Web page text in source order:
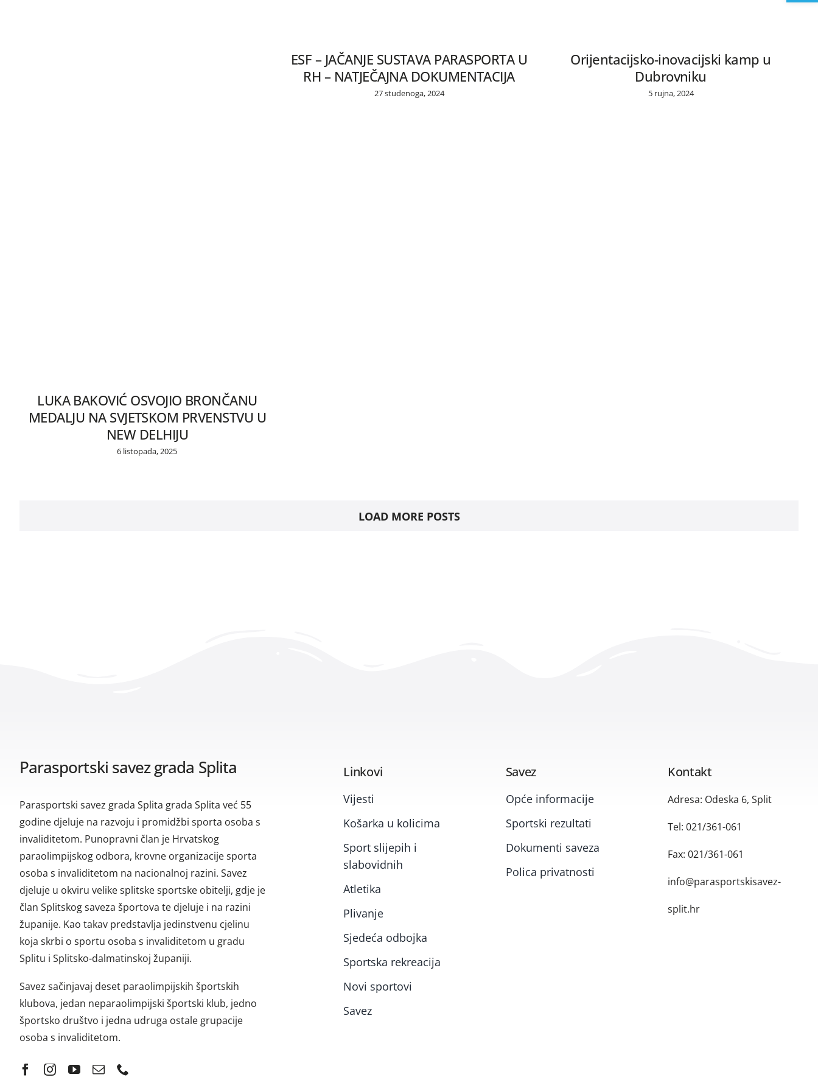
LUKA BAKOVIĆ OSVOJIO BRONČANU
MEDALJU NA SVJETSKOM PRVENSTVU U
NEW DELHIJU
6 listopada, 2025
ESF – JAČANJE SUSTAVA PARASPORTA U
RH – NATJEČAJNA DOKUMENTACIJA
27 studenoga, 2024
Orijentacijsko-inovacijski kamp u
Dubrovniku
5 rujna, 2024
LOAD MORE POSTS
Parasportski savez grada Splita
Parasportski savez grada Splita grada Splita već 55
godine djeluje na razvoju i promidžbi sporta osoba s
invaliditetom. Punopravni član je Hrvatskog
paraolimpijskog odbora, krovne organizacije sporta
osoba s invaliditetom na nacionalnoj razini. Savez
djeluje u okviru velike splitske sportske obitelji, gdje je
član Splitskog saveza športova te djeluje i na razini
županije. Kao takav predstavlja jedinstvenu cjelinu
koja skrbi o sportu osoba s invaliditetom u gradu
Splitu i Splitsko-dalmatinskoj županiji.
Savez sačinjavaj deset paraolimpijskih športskih
klubova, jedan neparaolimpijski športski klub, jedno
športsko društvo i jedna udruga ostale grupacije
osoba s invaliditetom.
Linkovi
Vijesti
Košarka u kolicima
Sport slijepih i
slabovidnih
Atletika
Plivanje
Sjedeća odbojka
Sportska rekreacija
Novi sportovi
Savez
Savez
Opće informacije
Sportski rezultati
Dokumenti saveza
Polica privatnosti
Kontakt
Adresa: Odeska 6, Split
Tel: 021/361-061
Fax: 021/361-061
info@parasportskisavez-
split.hr